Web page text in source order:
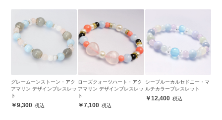
グレームーンストーン・アク
アマリン デザインブレスレッ
ト
9,300
ローズクォーツハート・アク
アマリン デザインブレスレッ
ト
7,100
シーブルーカルセドニー・マ
ルチカラーブレスレット
12,400